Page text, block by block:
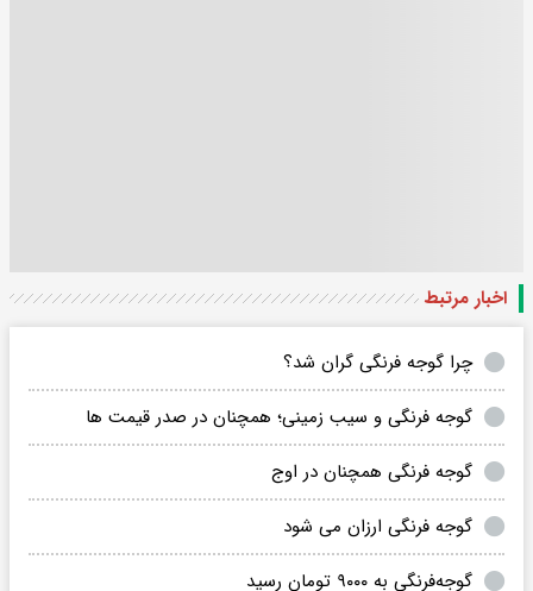
اخبار مرتبط
چرا گوجه فرنگی گران شد؟
گوجه فرنگی و سیب زمینی؛ همچنان در صدر قیمت ها
گوجه فرنگی همچنان در اوج
گوجه فرنگی ارزان می شود
گوجه‌فرنگی به ۹۰۰۰ تومان رسید